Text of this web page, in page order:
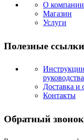
О компании
Магазин
Услуги
Полезные ссылки
руководства
Доставка и
Контакты
Обратный звонок